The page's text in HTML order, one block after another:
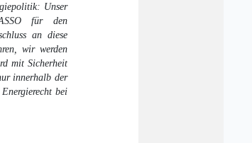
Unser
für den
an diese
wir werden
mit Sicherheit
innerhalb der
bei